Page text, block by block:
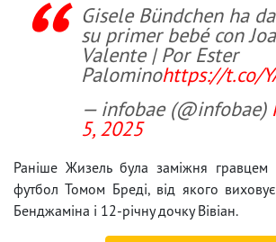
Gisele Bündchen ha
su primer bebé con
Valente | Por Ester
Palominohttps://t.co/
— infobae (@infobae)
5, 2025
Раніше Жизель була заміжня гравцем
футбол Томом Бреді, від якого
Бенджаміна і 12-річну дочку Вівіан.